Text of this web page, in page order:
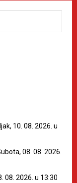
10. 08. 2026. u
08. 08. 2026.
08. 2026. u 13:30